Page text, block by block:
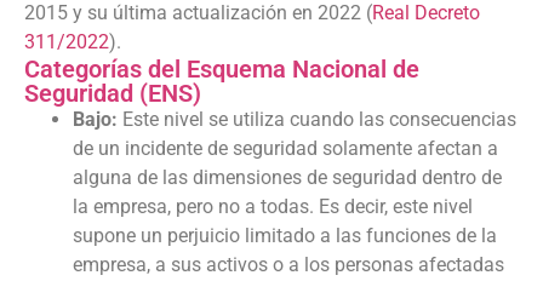
2015 y su última actualización en 2022 (Real Decreto
311/2022).
Categorías del Esquema Nacional de
Seguridad (ENS)
Bajo: Este nivel se utiliza cuando las consecuencias
de un incidente de seguridad solamente afectan a
alguna de las dimensiones de seguridad dentro de
la empresa, pero no a todas. Es decir, este nivel
supone un perjuicio limitado a las funciones de la
empresa, a sus activos o a los personas afectadas